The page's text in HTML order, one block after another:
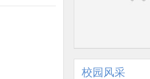
校园风采